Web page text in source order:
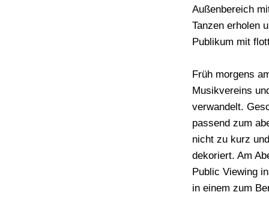
Außenbereich
Tanzen erholen
Publikum mit
Früh morgens
Musikvereins
verwandelt.
passend zum
nicht zu kurz
dekoriert. Am
Public Viewing
in einem zum